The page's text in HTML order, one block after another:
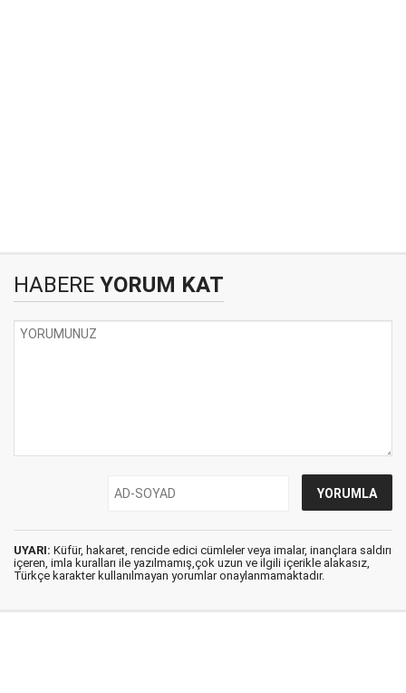
HABERE YORUM KAT
UYARI: Küfür, hakaret, rencide edici cümleler veya imalar, inançlara saldırı
içeren, imla kuralları ile yazılmamış,çok uzun ve ilgili içerikle alakasız,
Türkçe karakter kullanılmayan yorumlar onaylanmamaktadır.